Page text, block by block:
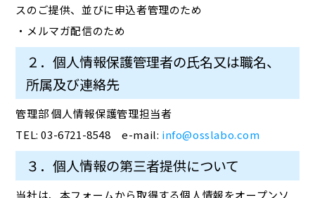
スのご提供、並びに申込者管理のため
・メルマガ配信のため
２．個人情報保護管理者の氏名又は職名、
所属及び連絡先
管理部 個人情報保護管理担当者
TEL: 03-6721-8548 e-mail: info@osslabo.com
３．個人情報の第三者提供について
当社は、本フォームから取得する個人情報をオープンソ